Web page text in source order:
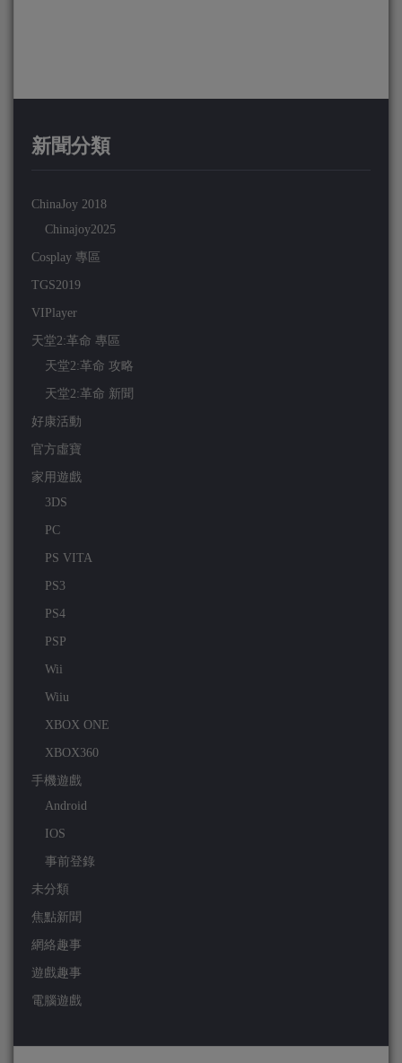
新聞分類
ChinaJoy 2018
Chinajoy2025
Cosplay 專區
TGS2019
VIPlayer
天堂2:革命 專區
天堂2:革命 攻略
天堂2:革命 新聞
好康活動
官方虛寶
家用遊戲
3DS
PC
PS VITA
PS3
PS4
PSP
Wii
Wiiu
XBOX ONE
XBOX360
手機遊戲
Android
IOS
事前登錄
未分類
焦點新聞
網絡趣事
遊戲趣事
電腦遊戲